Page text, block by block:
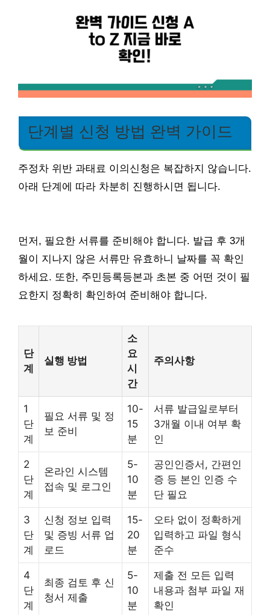
단계별 신청 방법 완벽 가이드
주정차 위반 과태료 이의신청은 복잡하지 않습니다.
아래 단계에 따라 차분히 진행하시면 됩니다.
먼저, 필요한 서류를 준비해야 합니다. 발급 후 3개
월이 지나지 않은 서류만 유효하니 날짜를 꼭 확인
하세요. 또한, 주민등록등본과 초본 중 어떤 것이 필
요한지 정확히 확인하여 준비해야 합니다.
단
계
실행 방법
소
요
시
간
주의사항
1
단
계
필요 서류 및 정
보 준비
10-
15
분
서류 발급일로부터
3개월 이내 여부 확
인
2
단
계
온라인 시스템
접속 및 로그인
5-
10
분
공인인증서, 간편인
증 등 본인 인증 수
단 필요
3
단
계
신청 정보 입력
및 증빙 서류 업
로드
15-
20
분
오타 없이 정확하게
입력하고 파일 형식
준수
4
단
계
최종 검토 후 신
청서 제출
5-
10
분
제출 전 모든 입력
내용과 첨부 파일 재
확인